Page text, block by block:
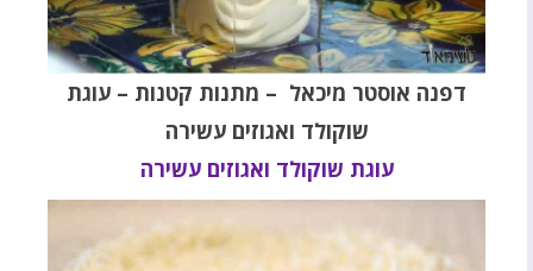
דפנה אוסטר מיכאל – מתנות קטנות – עוגת
שוקולד ואגוזים עשירה
עוגת שוקולד ואגוזים עשירה